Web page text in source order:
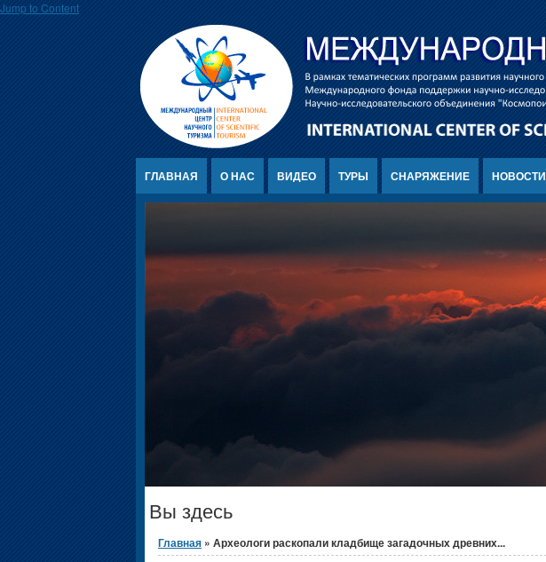
Jump to Content
ГЛАВНАЯ О НАС ВИДЕО ТУРЫ СНАРЯЖЕНИЕ НОВОСТИ
Вы здесь
Главная » Археологи раскопали кладбище загадочных древних...